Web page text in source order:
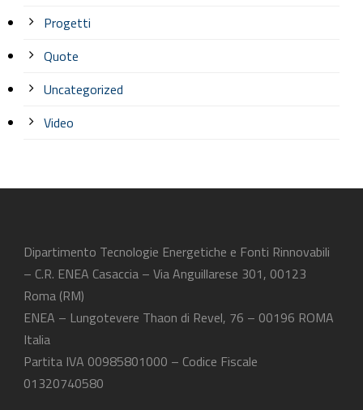
Progetti
Quote
Uncategorized
Video
Dipartimento Tecnologie Energetiche e Fonti Rinnovabili
– C.R. ENEA Casaccia – Via Anguillarese 301, 00123
Roma (RM)
ENEA – Lungotevere Thaon di Revel, 76 – 00196 ROMA
Italia
Partita IVA 00985801000 – Codice Fiscale
01320740580